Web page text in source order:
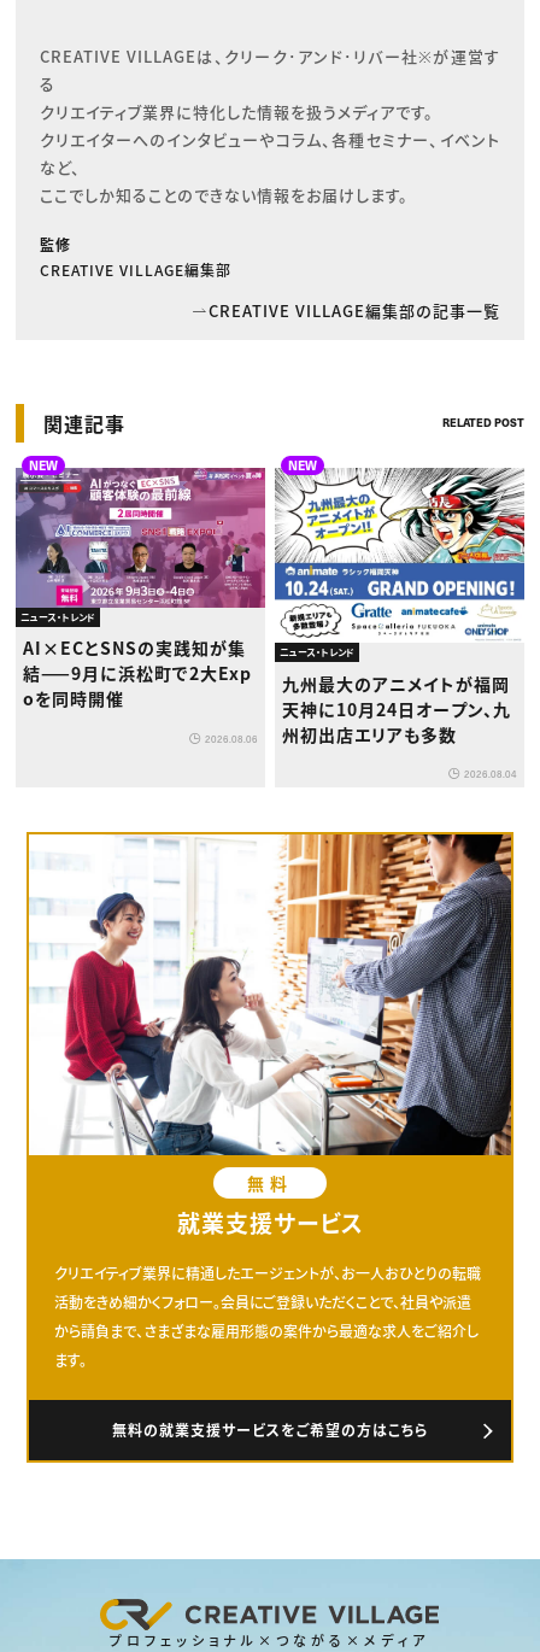
CREATIVE VILLAGEは、クリーク･アンド･リバー社※が運営す
る
クリエイティブ業界に特化した情報を扱うメディアです。
クリエイターへのインタビューやコラム、各種セミナー、イベント
など、
ここでしか知ることのできない情報をお届けします。
監修
CREATIVE VILLAGE編集部
CREATIVE VILLAGE編集部の記事一覧
関連記事 RELATED POST
NEW
ニュース・トレンド
AI×ECとSNSの実践知が集
結——9月に浜松町で2大Exp
oを同時開催
2026.08.06
NEW
ニュース・トレンド
九州最大のアニメイトが福岡
天神に10月24日オープン、九
州初出店エリアも多数
2026.08.04
無料
就業支援サービス
クリエイティブ業界に精通したエージェントが、お一人おひとりの転職
活動をきめ細かくフォロー。会員にご登録いただくことで、社員や派遣
から請負まで、さまざまな雇用形態の案件から最適な求人をご紹介し
ます。
無料の就業支援サービスをご希望の方はこちら
プロフェッショナル×つながる×メディア